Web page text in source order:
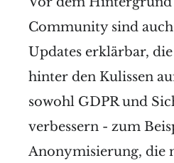
Community sind
Updates erklärbar,
hinter den Kulissen
sowohl GDPR und
verbessern - zum
Anonymisierung, die